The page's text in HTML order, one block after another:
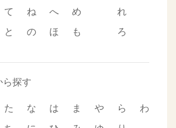
て
と
ね
の
へ
ほ
め
も
れ
ろ
ら探す
た
な
は
ま
や
ら
わ